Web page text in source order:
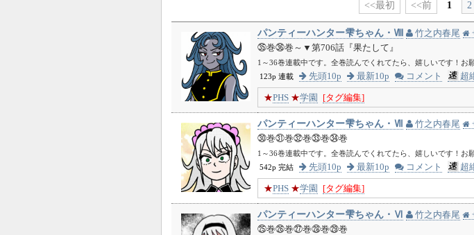
<<最初 <<前 1 2
パンティーハンター雫ちゃん・Ⅷ 竹之内春尾
㉟巻㊱巻～▼第706話『果たして』
1～36巻連載中です。全巻読んでくれてたら、嬉しいです！お
123p 連載
先頭10p 最新10p コメント 超
★PHS ★学園 [タグ編集]
パンティーハンター雫ちゃん・Ⅶ 竹之内春尾
㉚巻㉛巻㉜巻㉝巻㉞巻
1～36巻連載中です。全巻読んでくれてたら、嬉しいです！お
542p 完結
先頭10p 最新10p コメント 超
★PHS ★学園 [タグ編集]
パンティーハンター雫ちゃん・Ⅵ 竹之内春尾
㉕巻㉖巻㉗巻㉘巻㉙巻